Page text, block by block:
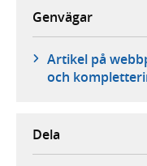
Genvägar
Artikel på
och
Dela